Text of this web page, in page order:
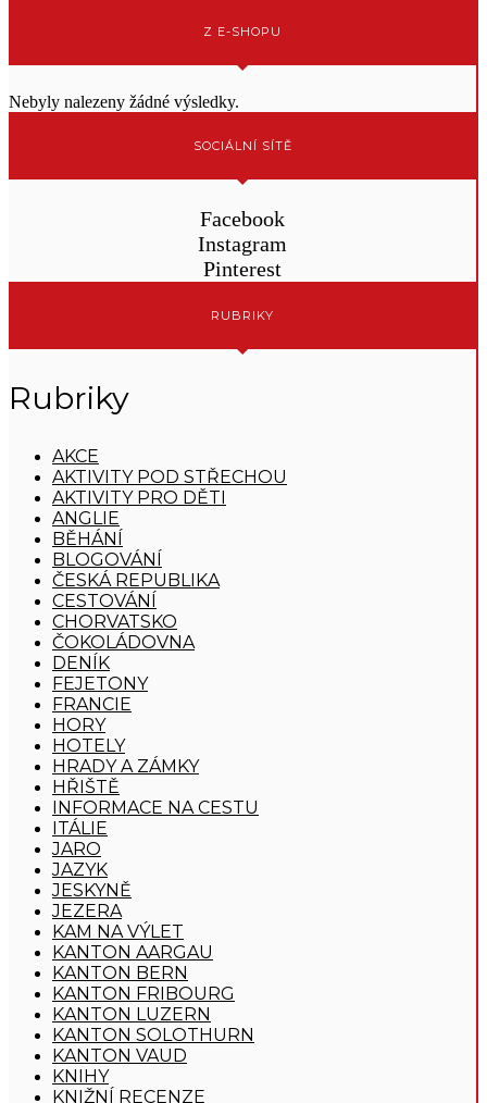
Z E-SHOPU
Nebyly nalezeny žádné výsledky.
SOCIÁLNÍ SÍTĚ
Facebook
Instagram
Pinterest
RUBRIKY
Rubriky
AKCE
AKTIVITY POD STŘECHOU
AKTIVITY PRO DĚTI
ANGLIE
BĚHÁNÍ
BLOGOVÁNÍ
ČESKÁ REPUBLIKA
CESTOVÁNÍ
CHORVATSKO
ČOKOLÁDOVNA
DENÍK
FEJETONY
FRANCIE
HORY
HOTELY
HRADY A ZÁMKY
HŘIŠTĚ
INFORMACE NA CESTU
ITÁLIE
JARO
JAZYK
JESKYNĚ
JEZERA
KAM NA VÝLET
KANTON AARGAU
KANTON BERN
KANTON FRIBOURG
KANTON LUZERN
KANTON SOLOTHURN
KANTON VAUD
KNIHY
KNIŽNÍ RECENZE